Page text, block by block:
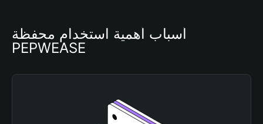
أسباب أهمية استخدام محفظة
PEPWEASE